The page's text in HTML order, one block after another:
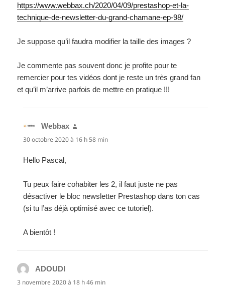
https://www.webbax.ch/2020/04/09/prestashop-et-la-
technique-de-newsletter-du-grand-chamane-ep-98/
Je suppose qu’il faudra modifier la taille des images ?
Je commente pas souvent donc je profite pour te
remercier pour tes vidéos dont je reste un très grand fan
et qu’il m’arrive parfois de mettre en pratique !!!
Webbax
30 octobre 2020 à 16 h 58 min
Hello Pascal,
Tu peux faire cohabiter les 2, il faut juste ne pas
désactiver le bloc newsletter Prestashop dans ton cas
(si tu l’as déjà optimisé avec ce tutoriel).
A bientôt !
ADOUDI
3 novembre 2020 à 18 h 46 min